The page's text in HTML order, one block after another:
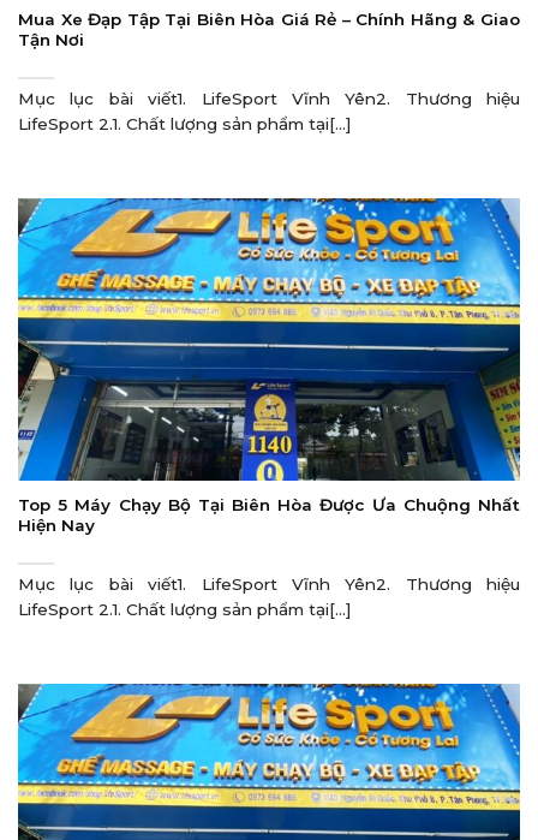
Mua Xe Đạp Tập Tại Biên Hòa Giá Rẻ – Chính Hãng & Giao
Tận Nơi
Mục lục bài viết1. LifeSport Vĩnh Yên2. Thương hiệu
LifeSport 2.1. Chất lượng sản phẩm tại[...]
Top 5 Máy Chạy Bộ Tại Biên Hòa Được Ưa Chuộng Nhất
Hiện Nay
Mục lục bài viết1. LifeSport Vĩnh Yên2. Thương hiệu
LifeSport 2.1. Chất lượng sản phẩm tại[...]